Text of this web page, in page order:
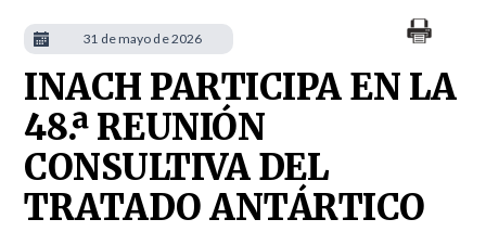
INACH PARTICIPA EN LA
48.ª REUNIÓN
CONSULTIVA DEL
TRATADO ANTÁRTICO
31 de mayo de 2026